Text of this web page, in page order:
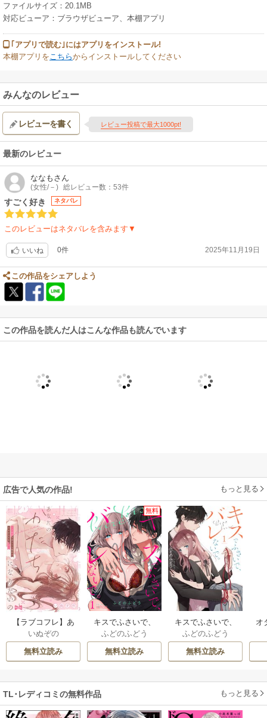
ファイルサイズ：20.1MB
対応ビューア：ブラウザビューア、本棚アプリ
｢アプリで読む｣にはアプリをインストール!
本棚アプリを こちらからインストールしてください
みんなのレビュー
レビューを書く レビュー投稿で最大1000pt!
最新のレビュー
ななも さん
(女性/－) 総レビュー数：53件
すごく好き ネタバレ
このレビューはネタバレを含みます▼
いいね 0件 2025年11月19日
この作品をシェアしよう
この作品を読んだ人はこんな作品も読んでいます
広告で人気の作品! もっと見る
【ラブコフレ】あ
なたのかたちにな
りたいの －7年付き
合ってる彼氏の××
いぬぞの
無料立読み
無料
キスでふさいで、
バレないで。
ふどのふどう
無料立読み
キスでふさいで、
バレないで。【描
き下ろしおまけ付
き特装版】
ふどのふどう
無料立読み
オ
TL･レディコミの無料作品 もっと見る